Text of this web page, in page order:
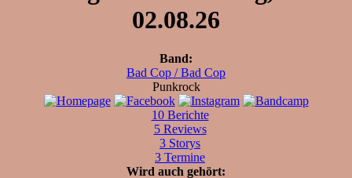
02.08.26
Band:
Bad Cop / Bad Cop
Punkrock
10 Berichte
5 Reviews
3 Storys
3 Termine
Wird auch gehört: